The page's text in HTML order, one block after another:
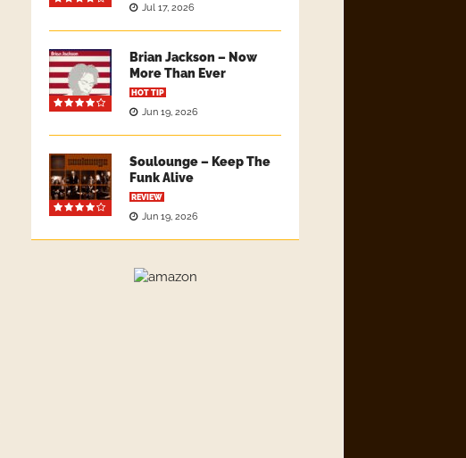
Jul 17, 2026
Brian Jackson – Now
More Than Ever
HOT TIP
Jun 19, 2026
Soulounge – Keep The
Funk Alive
REVIEW
Jun 19, 2026